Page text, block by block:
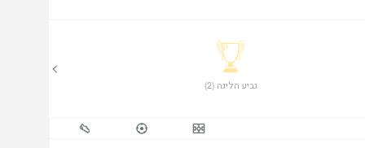
גביע הליגה (2)